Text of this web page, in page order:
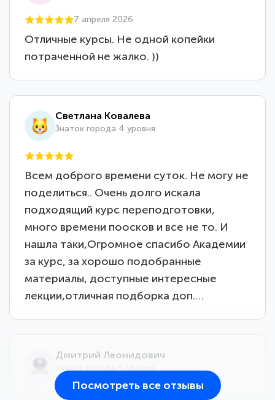
7 апреля 2026
Отличные курсы. Не одной копейки
потраченной не жалко. ))
Светлана Ковалева
Знаток города 4 уровня
Всем доброго времени суток. Не могу не
поделиться.. Очень долго искала
подходящий курс переподготовки,
много времени поосков и все не то. И
нашла таки,Огромное спасибо Академии
за курс, за хорошо подобранные
материалы, доступные интересные
лекции,отличная подборка доп.…
Дмитрий Леонидович
Посмотреть все отзывы